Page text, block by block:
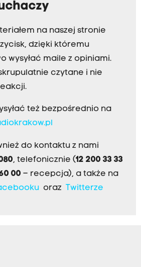
na naszej stronie
dzięki któremu
wysyłać maile z opiniami.
czytane i nie
też bezpośrednio na
do kontaktu z nami
, telefonicznie (12 200 33 33
00 – recepcja), a także na
oraz Twitterze